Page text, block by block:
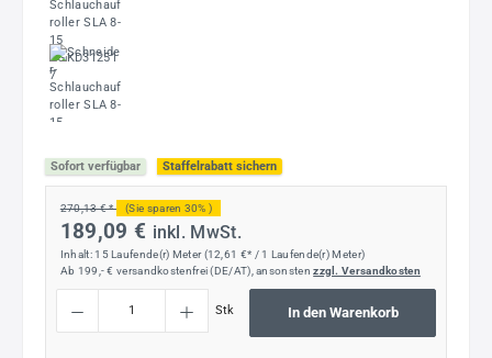
Sofort verfügbar Staffelrabatt sichern
270,13 € * (Sie sparen 30% )
189,09 € inkl. MwSt.
Inhalt: 15 Laufende(r) Meter(12,61 €* / 1 Laufende(r) Meter)
Ab 199,- € versandkostenfrei (DE/AT), ansonstenzzgl. Versandkosten
Stk In den Warenkorb